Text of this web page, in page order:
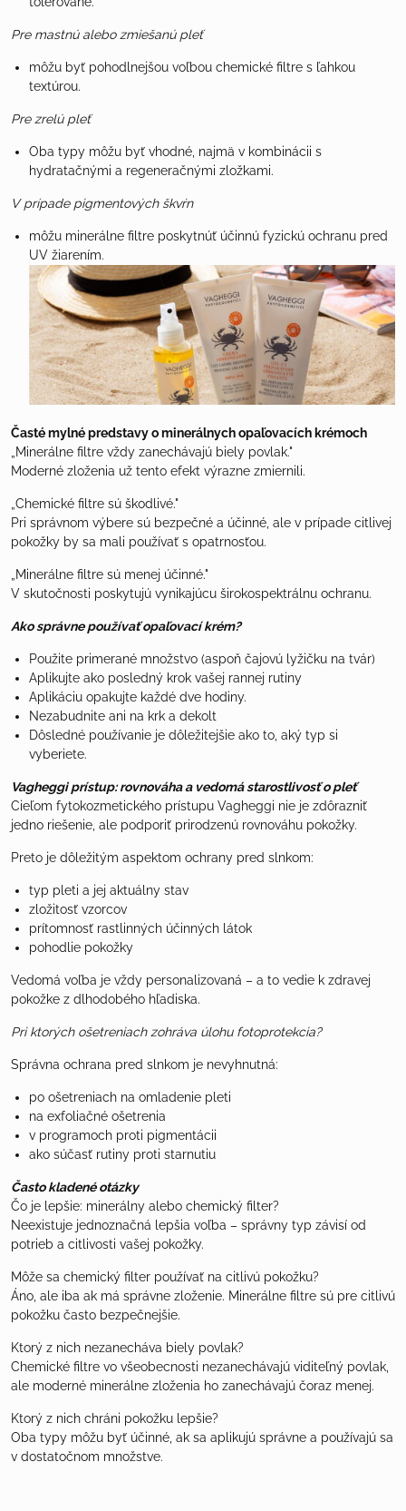
Pre mastnú alebo zmiešanú pleť
môžu byť pohodlnejšou voľbou chemické filtre s ľahkou
textúrou.
Pre zrelú pleť
Oba typy môžu byť vhodné, najmä v kombinácii s
hydratačnými a regeneračnými zložkami.
V prípade pigmentových škvŕn
môžu minerálne filtre poskytnúť účinnú fyzickú ochranu pred
UV žiarením.
Časté mylné predstavy o minerálnych opaľovacích krémoch
„Minerálne filtre vždy zanechávajú biely povlak."
Moderné zloženia už tento efekt výrazne zmiernili.
„Chemické filtre sú škodlivé."
Pri správnom výbere sú bezpečné a účinné, ale v prípade citlivej
pokožky by sa mali používať s opatrnosťou.
„Minerálne filtre sú menej účinné."
V skutočnosti poskytujú vynikajúcu širokospektrálnu ochranu.
Ako správne používať opaľovací krém?
Použite primerané množstvo (aspoň čajovú lyžičku na tvár)
Aplikujte ako posledný krok vašej rannej rutiny
Aplikáciu opakujte každé dve hodiny.
Nezabudnite ani na krk a dekolt
Dôsledné používanie je dôležitejšie ako to, aký typ si
vyberiete.
Vagheggi prístup: rovnováha a vedomá starostlivosť o pleť
Cieľom fytokozmetického prístupu Vagheggi nie je zdôrazniť
jedno riešenie, ale podporiť prirodzenú rovnováhu pokožky.
Preto je dôležitým aspektom ochrany pred slnkom:
typ pleti a jej aktuálny stav
zložitosť vzorcov
prítomnosť rastlinných účinných látok
pohodlie pokožky
Vedomá voľba je vždy personalizovaná – a to vedie k zdravej
pokožke z dlhodobého hľadiska.
Pri ktorých ošetreniach zohráva úlohu fotoprotekcia?
Správna ochrana pred slnkom je nevyhnutná:
po ošetreniach na omladenie pleti
na exfoliačné ošetrenia
v programoch proti pigmentácii
ako súčasť rutiny proti starnutiu
Často kladené otázky
Čo je lepšie: minerálny alebo chemický filter?
Neexistuje jednoznačná lepšia voľba – správny typ závisí od
potrieb a citlivosti vašej pokožky.
Môže sa chemický filter používať na citlivú pokožku?
Áno, ale iba ak má správne zloženie. Minerálne filtre sú pre citlivú
pokožku často bezpečnejšie.
Ktorý z nich nezanecháva biely povlak?
Chemické filtre vo všeobecnosti nezanechávajú viditeľný povlak,
ale moderné minerálne zloženia ho zanechávajú čoraz menej.
Ktorý z nich chráni pokožku lepšie?
Oba typy môžu byť účinné, ak sa aplikujú správne a používajú sa
v dostatočnom množstve.